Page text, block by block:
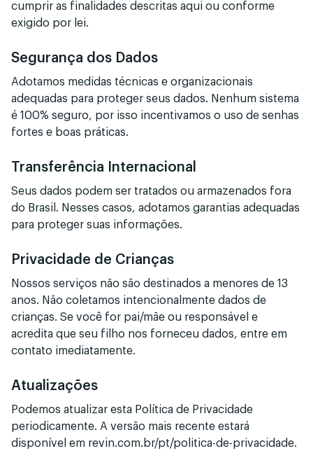
cumprir as finalidades descritas aqui ou conforme
exigido por lei.
Segurança dos Dados
Adotamos medidas técnicas e organizacionais
adequadas para proteger seus dados. Nenhum sistema
é 100% seguro, por isso incentivamos o uso de senhas
fortes e boas práticas.
Transferência Internacional
Seus dados podem ser tratados ou armazenados fora
do Brasil. Nesses casos, adotamos garantias adequadas
para proteger suas informações.
Privacidade de Crianças
Nossos serviços não são destinados a menores de 13
anos. Não coletamos intencionalmente dados de
crianças. Se você for pai/mãe ou responsável e
acredita que seu filho nos forneceu dados, entre em
contato imediatamente.
Atualizações
Podemos atualizar esta Política de Privacidade
periodicamente. A versão mais recente estará
disponível em revin.com.br/pt/politica-de-privacidade.